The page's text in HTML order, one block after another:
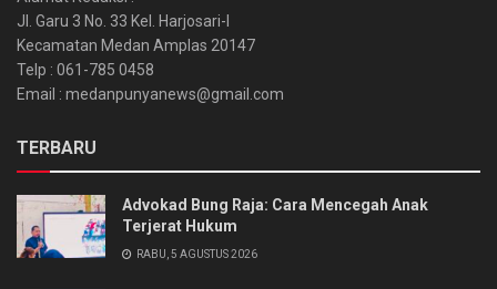
Jl. Garu 3 No. 33 Kel. Harjosari-I
Kecamatan Medan Amplas 20147
Telp : 061-785 0458
Email : medanpunyanews@gmail.com
TERBARU
Advokad Bung Raja: Cara Mencegah Anak
Terjerat Hukum
RABU, 5 AGUSTUS 2026